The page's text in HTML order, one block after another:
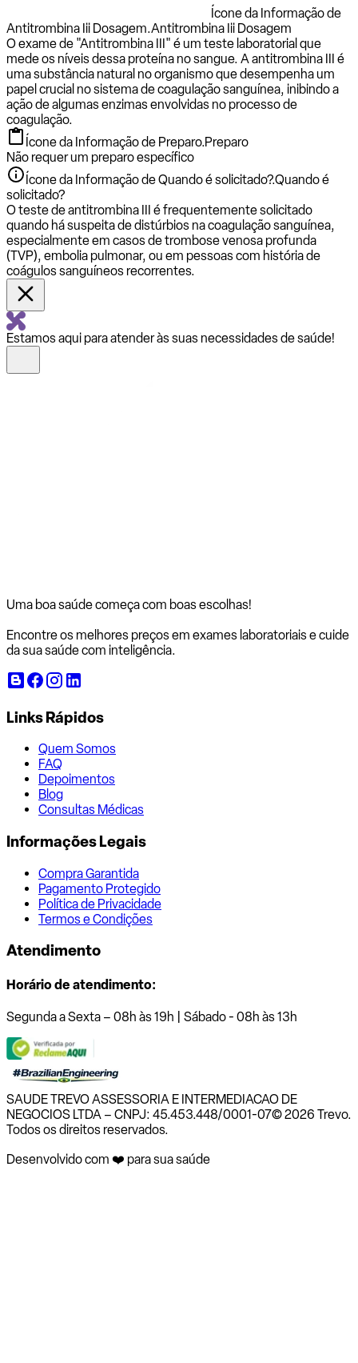
Ícone da Informação de
Antitrombina Iii Dosagem.Antitrombina Iii Dosagem
O exame de "Antitrombina III" é um teste laboratorial que
mede os níveis dessa proteína no sangue. A antitrombina III é
uma substância natural no organismo que desempenha um
papel crucial no sistema de coagulação sanguínea, inibindo a
ação de algumas enzimas envolvidas no processo de
coagulação.
Ícone da Informação de Preparo.Preparo
Não requer um preparo específico
Ícone da Informação de Quando é solicitado?.Quando é
solicitado?
O teste de antitrombina III é frequentemente solicitado
quando há suspeita de distúrbios na coagulação sanguínea,
especialmente em casos de trombose venosa profunda
(TVP), embolia pulmonar, ou em pessoas com história de
coágulos sanguíneos recorrentes.
Estamos aqui para atender às suas necessidades de saúde!
Uma boa saúde começa com boas escolhas!
Encontre os melhores preços em exames laboratoriais e cuide
da sua saúde com inteligência.
Links Rápidos
Quem Somos
FAQ
Depoimentos
Blog
Consultas Médicas
Informações Legais
Compra Garantida
Pagamento Protegido
Política de Privacidade
Termos e Condições
Atendimento
Horário de atendimento:
Segunda a Sexta – 08h às 19h | Sábado - 08h às 13h
SAUDE TREVO ASSESSORIA E INTERMEDIACAO DE
NEGOCIOS LTDA – CNPJ: 45.453.448/0001-07© 2026 Trevo.
Todos os direitos reservados.
Desenvolvido com ❤️ para sua saúde